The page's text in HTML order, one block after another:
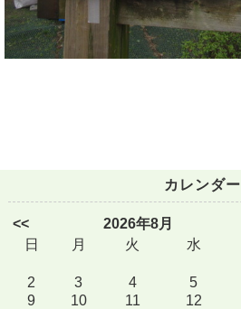
カレンダー
<<
2026年8月
日
月 火 水
2
3 4 5
9
10 11 12